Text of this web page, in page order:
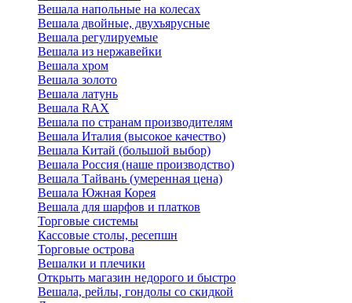
Вешала напольные на колесах
Вешала двойные, двухъярусные
Вешала регулируемые
Вешала из нержавейки
Вешала хром
Вешала золото
Вешала латунь
Вешала RAX
Вешала по странам производителям
Вешала Италия (высокое качество)
Вешала Китай (большой выбор)
Вешала Россия (наше производство)
Вешала Тайвань (умеренная цена)
Вешала Южная Корея
Вешала для шарфов и платков
Торговые системы
Кассовые столы, ресепшн
Торговые острова
Вешалки и плечики
Открыть магазин недорого и быстро
Вешала, рейлы, гондолы со скидкой